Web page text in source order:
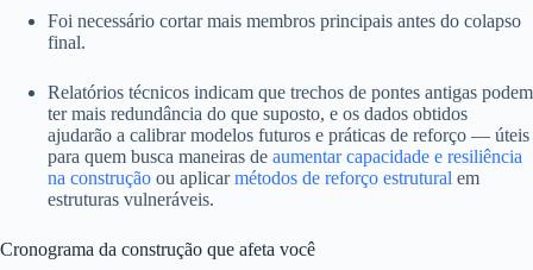
Foi necessário cortar mais membros principais antes do colapso
final.
Relatórios técnicos indicam que trechos de pontes antigas podem
ter mais redundância do que suposto, e os dados obtidos
ajudarão a calibrar modelos futuros e práticas de reforço — úteis
para quem busca maneiras de aumentar capacidade e resiliência
na construção ou aplicarmétodos de reforço estrutural em
estruturas vulneráveis.
Cronograma da construção que afeta você